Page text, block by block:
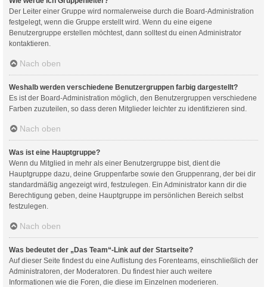
Der Leiter einer Gruppe wird normalerweise durch die Board-Administration
festgelegt, wenn die Gruppe erstellt wird. Wenn du eine eigene
Benutzergruppe erstellen möchtest, dann solltest du einen Administrator
kontaktieren.
Nach oben
Weshalb werden verschiedene Benutzergruppen farbig dargestellt?
Es ist der Board-Administration möglich, den Benutzergruppen verschiedene
Farben zuzuteilen, so dass deren Mitglieder leichter zu identifizieren sind.
Nach oben
Was ist eine Hauptgruppe?
Wenn du Mitglied in mehr als einer Benutzergruppe bist, dient die
Hauptgruppe dazu, deine Gruppenfarbe sowie den Gruppenrang, der bei dir
standardmäßig angezeigt wird, festzulegen. Ein Administrator kann dir die
Berechtigung geben, deine Hauptgruppe im persönlichen Bereich selbst
festzulegen.
Nach oben
Was bedeutet der „Das Team“-Link auf der Startseite?
Auf dieser Seite findest du eine Auflistung des Forenteams, einschließlich der
Administratoren, der Moderatoren. Du findest hier auch weitere
Informationen wie die Foren, die diese im Einzelnen moderieren.